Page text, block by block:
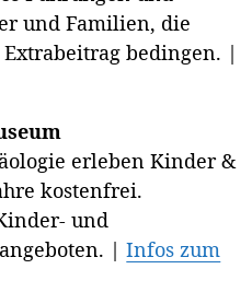
und Familien, die
bedingen. |
erleben Kinder &
kostenfrei.
und
|Infos zum